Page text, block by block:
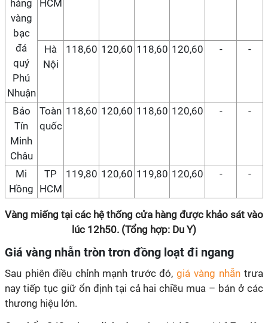
hàng
vàng
bạc
đá
quý
Phú
Nhuận
HCM
Hà
Nội
118,60 120,60 118,60 120,60 - -
Bảo
Tín
Minh
Châu
Toàn
quốc
118,60 120,60 118,60 120,60 - -
Mi
Hồng
TP
HCM
119,80 120,60 119,80 120,60 - -
Vàng miếng tại các hệ thống cửa hàng được khảo sát vào
lúc 12h50. (Tổng hợp: Du Y)
Giá vàng nhẫn tròn trơn đồng loạt đi ngang
Sau phiên điều chỉnh mạnh trước đó, giá vàng nhẫn trưa
nay tiếp tục giữ ổn định tại cả hai chiều mua – bán ở các
thương hiệu lớn.